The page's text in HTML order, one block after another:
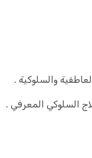
والسلوكية .
السلوكي المعرفي .